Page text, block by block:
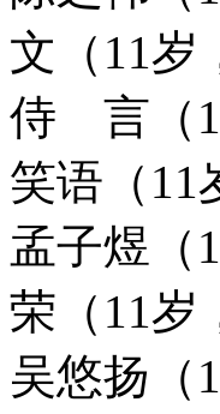
文（11岁
侍 言（
笑语（11
孟子煜（
荣（11岁
吴悠扬（